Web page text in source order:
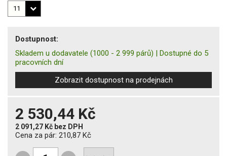
Dostupnost:
Skladem u dodavatele (1000 - 2 999 párů) | Dostupné do 5
pracovních dní
Zobrazit dostupnost na prodejnách
2 530,44 Kč
2 091,27 Kč bez DPH
Cena za pár: 210,87 Kč